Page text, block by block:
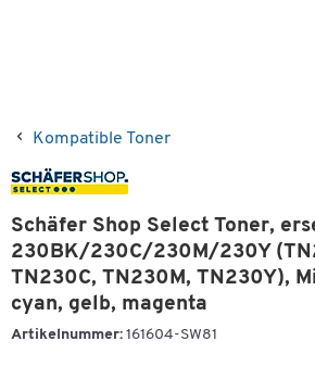
Kompatible Toner
Schäfer Shop Select Toner,
230BK/230C/230M/230Y
TN230C, TN230M, TN230Y),
cyan, gelb, magenta
Artikelnummer: 161604-SW81